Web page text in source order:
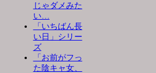
じゃダメみた
い…
「いちばん長
い日」シリー
ズ
「お前がフっ
た陰キャ女、